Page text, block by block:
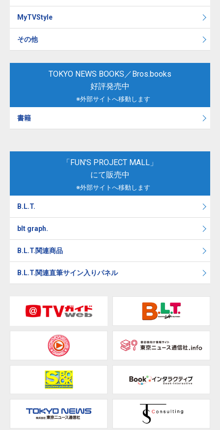
MyTVStyle
その他
TOKYO NEWS BOOKS／Bros.books
好評発売中
※外部サイトへ移動します
書籍
「FUN'S PROJECT MALL」
にて販売中
※外部サイトへ移動します
B.L.T.
blt graph.
B.L.T.関連商品
B.L.T.関連直筆サイン入りパネル